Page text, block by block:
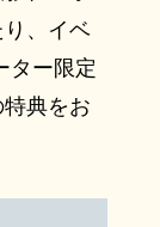
、イベ
ター限定
典をお